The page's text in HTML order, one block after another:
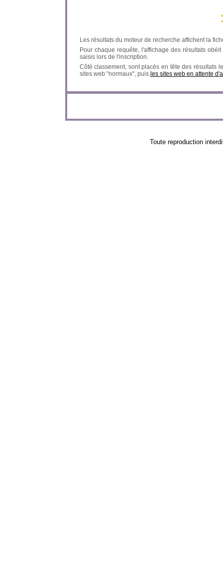
Les résultats du moteur de recherche affichent la
Pour chaque requête, l'affichage des résultats
saisis lors de l'inscription.
Côté classement, sont placés en tête des résultats
sites web "normaux", puis les sites web en attente
Toute reproduction